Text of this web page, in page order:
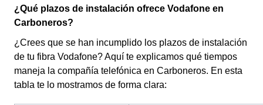
¿Qué plazos de instalación ofrece Vodafone en
Carboneros?
¿Crees que se han incumplido los plazos de instalación
de tu fibra Vodafone? Aquí te explicamos qué tiempos
maneja la compañía telefónica en Carboneros. En esta
tabla te lo mostramos de forma clara: